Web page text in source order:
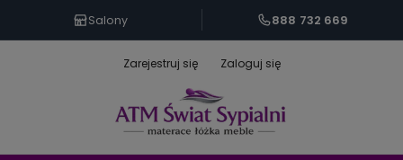
Salony 888 732 669
Zarejestruj się Zaloguj się